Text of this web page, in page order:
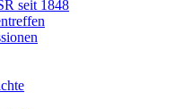
seit 1848